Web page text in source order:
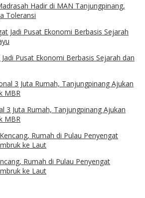
Hadir di MAN Tanjungpinang,
Toleransi
Pusat Ekonomi Berbasis Sejarah dan
3 Juta Rumah, Tanjungpinang Ajukan
MBR
Rumah di Pulau Penyengat
ke Laut